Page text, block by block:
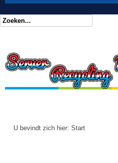
U bevindt zich hier: Start